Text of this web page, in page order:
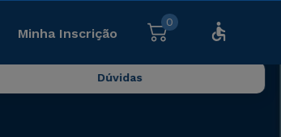
Minha Inscrição
0
Dúvidas